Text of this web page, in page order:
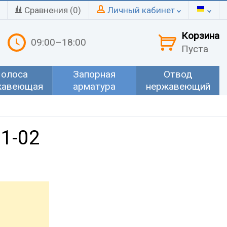
Сравнения (0) Личный кабинет
09:00–18:00
Корзина
Пуста
Запорная
арматура
Отвод
нержавеющий
02